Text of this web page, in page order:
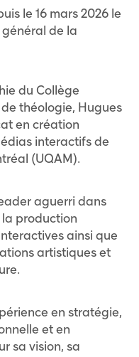
le 16 mars 2026 le
de la
du Collège
théologie, Hugues
en création
interactifs de
(UQAM).
aguerri dans
la production
ainsi que
artistiques et
en stratégie,
et en
sa vision, sa